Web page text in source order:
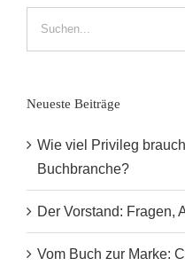
Neueste Beiträge
Wie viel Privileg
Buchbranche?
Der Vorstand: Fragen,
Vom Buch zur Marke: